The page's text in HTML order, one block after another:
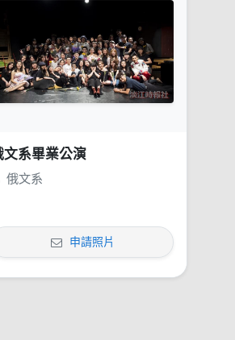
文系畢業公演
俄文系
申請照片